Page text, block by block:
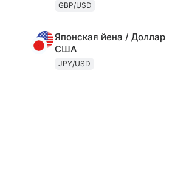
GBP/USD
Японская йена / Доллар
США
JPY/USD